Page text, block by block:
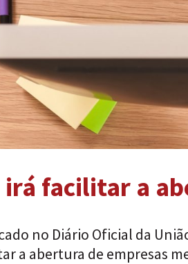
irá facilitar a
no Diário Oficial da
a abertura de empresas